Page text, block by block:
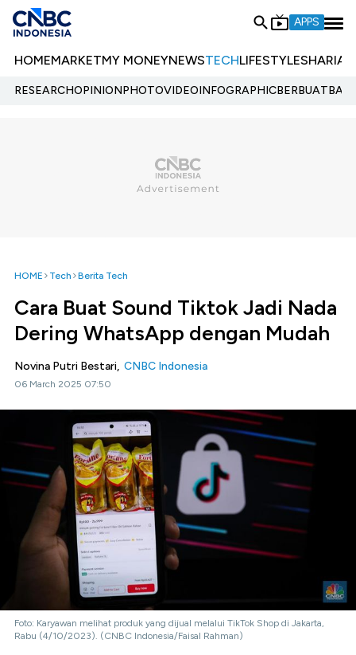
APPS
HOMEMARKETMY MONEYNEWSTECHLIFESTYLESHARIA
RESEARCHOPINIONPHOTOVIDEOINFOGRAPHIC
HOME Tech Berita Tech
Cara Buat Sound Tiktok Jadi Nada
Dering WhatsApp dengan Mudah
Novina Putri Bestari, CNBC Indonesia
06 March 2025 07:50
Foto: Karyawan melihat produk yang dijual melalui TikTok Shop di Jakarta,
Rabu (4/10/2023). (CNBC Indonesia/Faisal Rahman)